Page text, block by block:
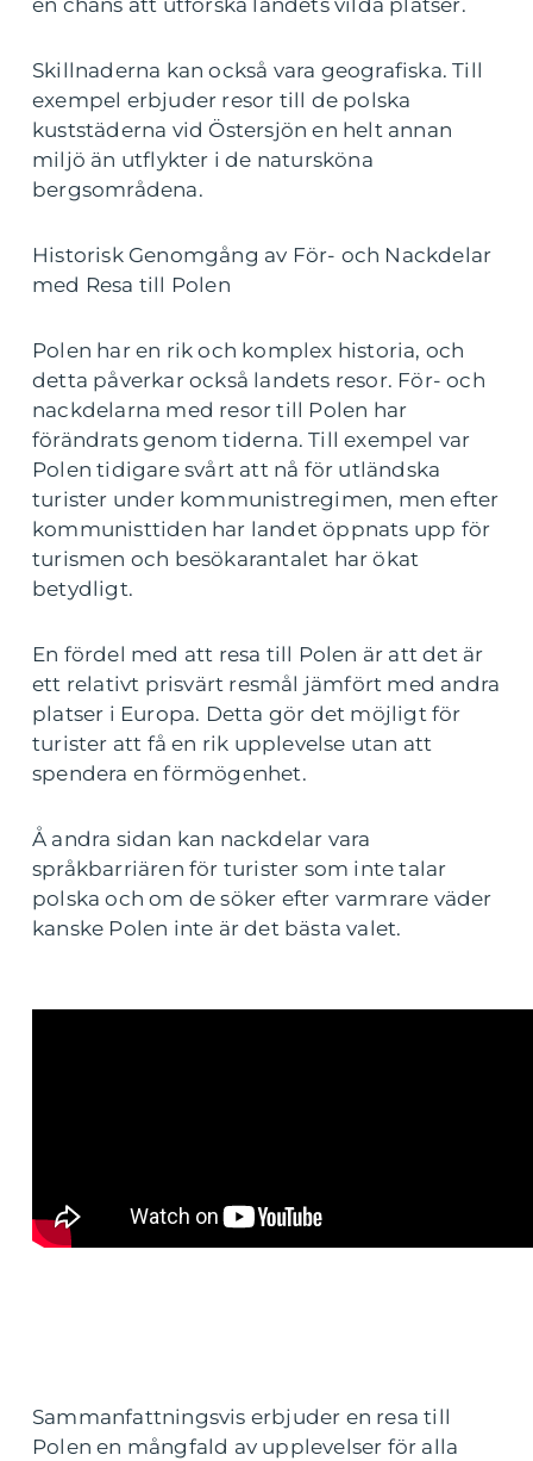
en chans att utforska landets vilda platser.
Skillnaderna kan också vara geografiska. Till
exempel erbjuder resor till de polska
kuststäderna vid Östersjön en helt annan
miljö än utflykter i de natursköna
bergsområdena.
Historisk Genomgång av För- och Nackdelar
med Resa till Polen
Polen har en rik och komplex historia, och
detta påverkar också landets resor. För- och
nackdelarna med resor till Polen har
förändrats genom tiderna. Till exempel var
Polen tidigare svårt att nå för utländska
turister under kommunistregimen, men efter
kommunisttiden har landet öppnats upp för
turismen och besökarantalet har ökat
betydligt.
En fördel med att resa till Polen är att det är
ett relativt prisvärt resmål jämfört med andra
platser i Europa. Detta gör det möjligt för
turister att få en rik upplevelse utan att
spendera en förmögenhet.
Å andra sidan kan nackdelar vara
språkbarriären för turister som inte talar
polska och om de söker efter varmrare väder
kanske Polen inte är det bästa valet.
Sammanfattningsvis erbjuder en resa till
Polen en mångfald av upplevelser för alla